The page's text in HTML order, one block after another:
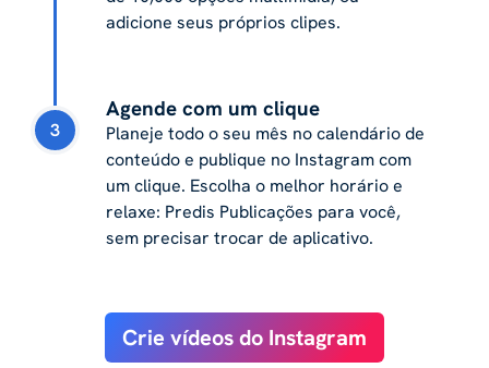
adicione seus próprios clipes.
3
Agende com um clique
Planeje todo o seu mês no calendário de
conteúdo e publique no Instagram com
um clique. Escolha o melhor horário e
relaxe: Predis Publicações para você,
sem precisar trocar de aplicativo.
Crie vídeos do Instagram